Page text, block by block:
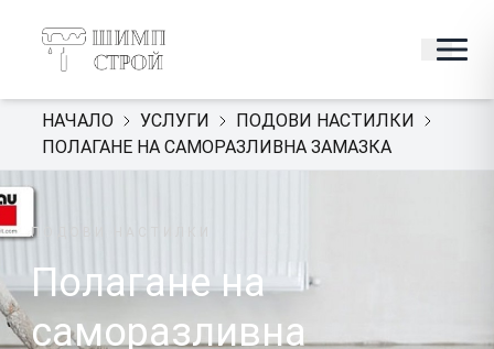
НАЧАЛО УСЛУГИ
ПОДОВИ НАСТИЛКИ
ПОЛАГАНЕ НА САМОРАЗЛИВНА ЗАМАЗКА
ПОДОВИ НАСТИЛКИ
Полагане на
саморазливна